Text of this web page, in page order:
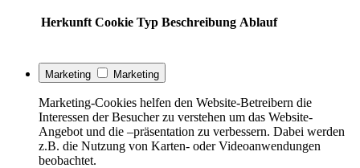
Herkunft Cookie Typ Beschreibung Ablauf
Marketing Marketing
Marketing-Cookies helfen den Website-Betreibern die
Interessen der Besucher zu verstehen um das Website-
Angebot und die –präsentation zu verbessern. Dabei werden
z.B. die Nutzung von Karten- oder Videoanwendungen
beobachtet.